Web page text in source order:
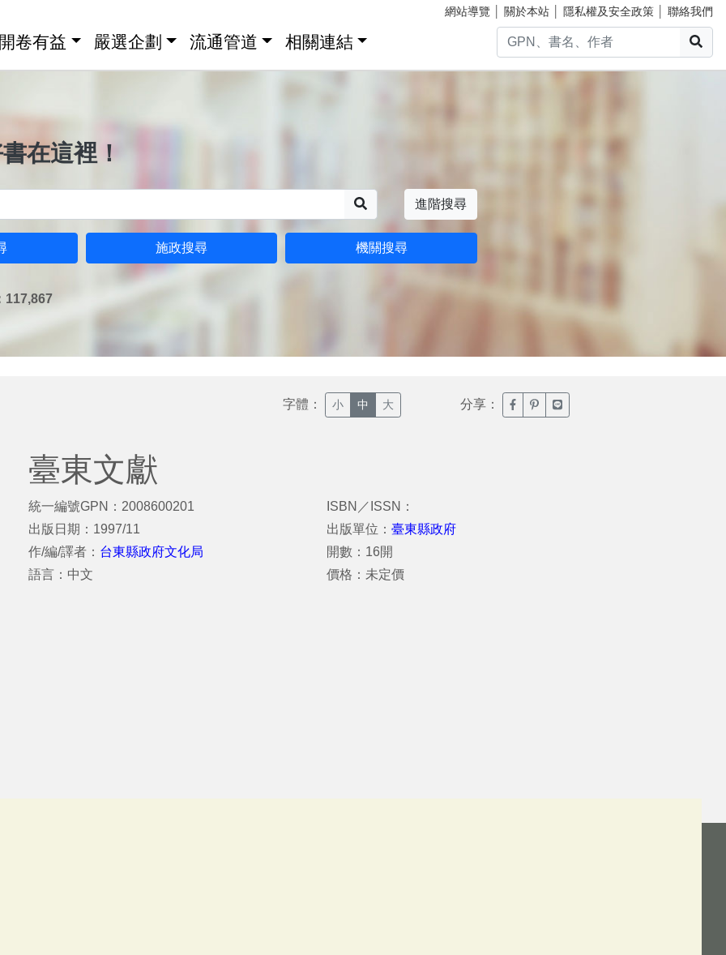
網站導覽 關於本站 隱私權及安全政策 聯絡我們
卷有益 嚴選企劃 流通管道 相關連結
在這裡！
進階搜尋
施政搜尋 機關搜尋
117,867
字體： 小 中 大 分享： 臉書分享(另開新視窗)
噗浪分享(另開新視窗)
Line分享(另開新視窗)
臺東文獻
統一編號GPN：2008600201
出版日期：1997/11
作/編/譯者： 台東縣政府文化局
語言：中文
ISBN／ISSN：
出版單位：臺東縣政府
開數：16開
價格：未定價